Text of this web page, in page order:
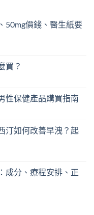
50mg價錢、醫生紙要
買？
性保健產品購買指南
汀如何改善早洩？起
成分、療程安排、正